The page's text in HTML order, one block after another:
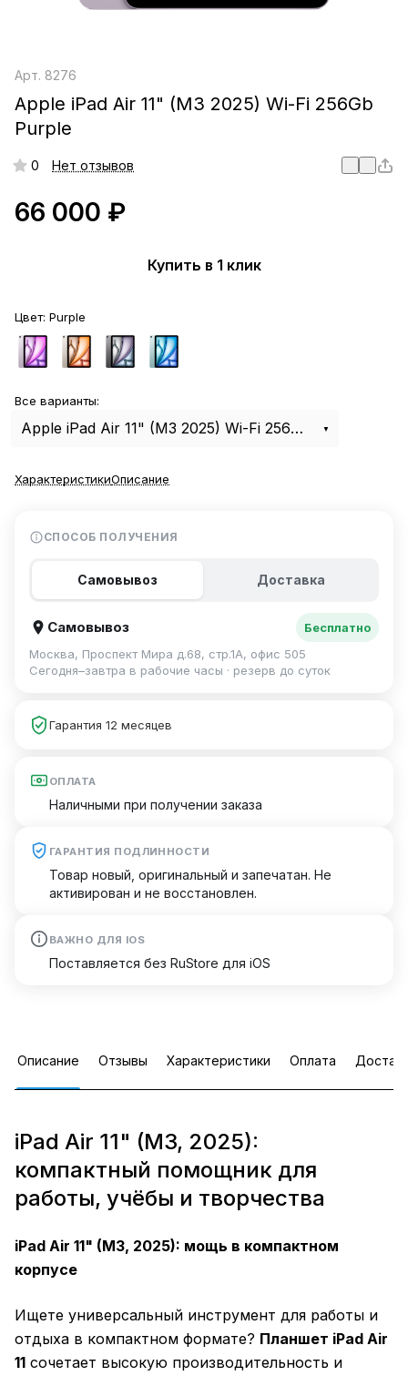
Арт. 8276
Apple iPad Air 11" (M3 2025) Wi-Fi 256Gb
Purple
0 Нет отзывов
66 000 ₽
Купить в 1 клик
Цвет: Purple
Все варианты:
Apple iPad Air 11" (M3 2025) Wi-Fi 256Gb Purple
ХарактеристикиОписание
СПОСОБ ПОЛУЧЕНИЯ
Самовывоз Доставка
Самовывоз
Бесплатно
Москва, Проспект Мира д.68, стр.1А, офис 505
Сегодня–завтра в рабочие часы · резерв до суток
Гарантия 12 месяцев
ОПЛАТА
Наличными при получении заказа
ГАРАНТИЯ ПОДЛИННОСТИ
Товар новый, оригинальный и запечатан. Не
активирован и не восстановлен.
ВАЖНО ДЛЯ IOS
Поставляется без RuStore для iOS
Описание Отзывы Характеристики Оплата
iPad Air 11" (M3, 2025):
компактный помощник для
работы, учёбы и творчества
iPad Air 11" (M3, 2025): мощь в компактном
корпусе
Ищете универсальный инструмент для работы и
отдыха в компактном формате? Планшет iPad Air
11 сочетает высокую производительность и